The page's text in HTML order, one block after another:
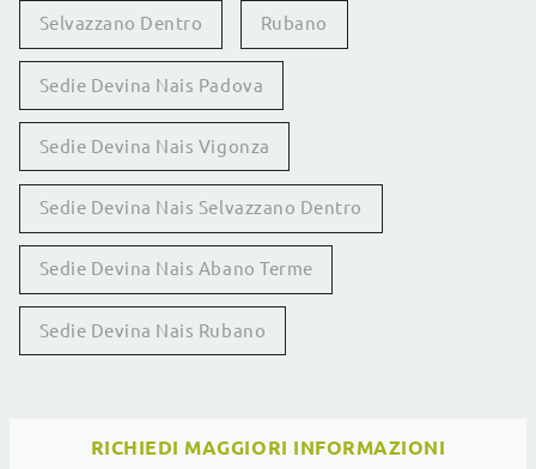
Selvazzano Dentro Rubano
Sedie Devina Nais Padova
Sedie Devina Nais Vigonza
Sedie Devina Nais Selvazzano Dentro
Sedie Devina Nais Abano Terme
Sedie Devina Nais Rubano
RICHIEDI MAGGIORI INFORMAZIONI